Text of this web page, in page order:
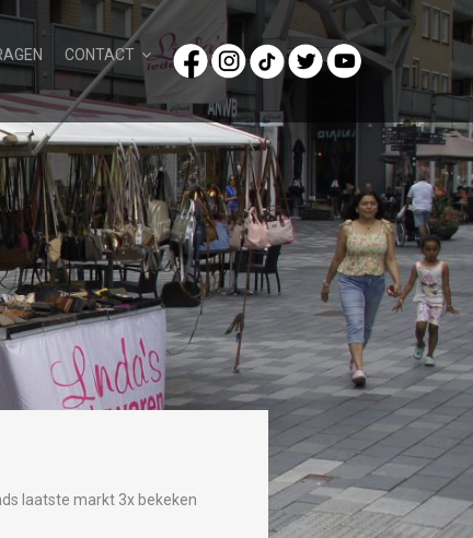
CONTACT
laatste markt 3x bekeken